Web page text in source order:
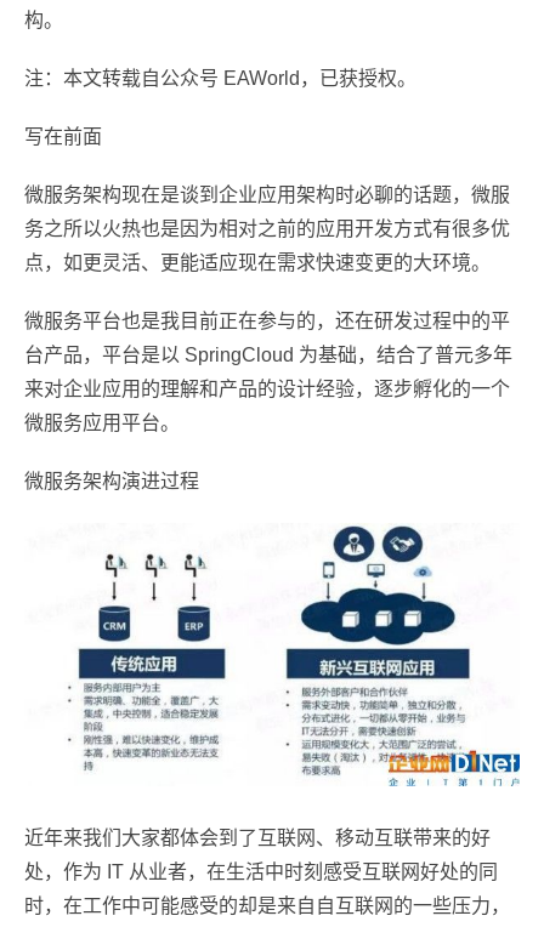
构。
注：本文转载自公众号 EAWorld，已获授权。
写在前面
微服务架构现在是谈到企业应用架构时必聊的话题，微服
务之所以火热也是因为相对之前的应用开发方式有很多优
点，如更灵活、更能适应现在需求快速变更的大环境。
微服务平台也是我目前正在参与的，还在研发过程中的平
台产品，平台是以 SpringCloud 为基础，结合了普元多年
来对企业应用的理解和产品的设计经验，逐步孵化的一个
微服务应用平台。
微服务架构演进过程
近年来我们大家都体会到了互联网、移动互联带来的好
处，作为 IT 从业者，在生活中时刻感受互联网好处的同
时，在工作中可能感受的却是来自自互联网的一些压力，